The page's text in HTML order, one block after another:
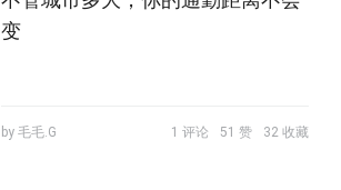
变
by 毛毛.G 1 评论 51 赞 32 收藏